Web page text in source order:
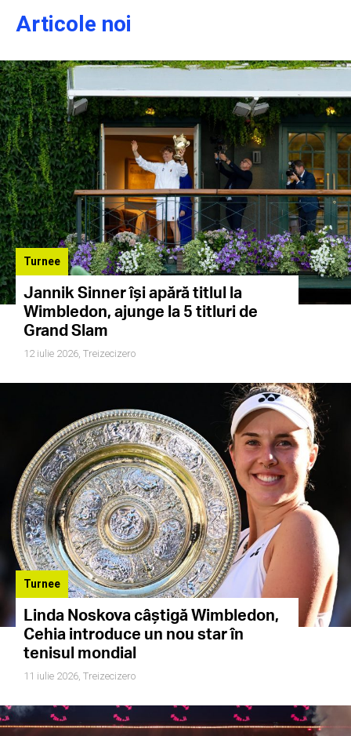
Articole noi
Turnee
Jannik Sinner își apără titlul la
Wimbledon, ajunge la 5 titluri de
Grand Slam
12 iulie 2026, Treizecizero
Turnee
Linda Noskova câștigă Wimbledon,
Cehia introduce un nou star în
tenisul mondial
11 iulie 2026, Treizecizero